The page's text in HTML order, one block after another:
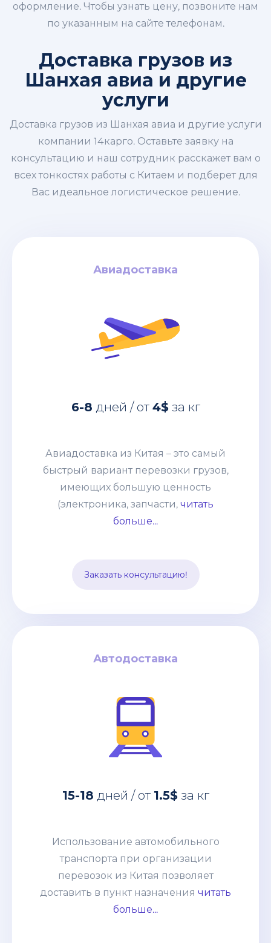
оформление. Чтобы узнать цену, позвоните нам
по указанным на сайте телефонам.
Доставка грузов из
Шанхая авиа и другие
услуги
Доставка грузов из Шанхая авиа и другие услуги
компании 14карго. Оставьте заявку на
консультацию и наш сотрудник расскажет вам о
всех тонкостях работы с Китаем и подберет для
Вас идеальное логистическое решение.
Авиадоставка
6-8 дней / от 4$за кг
Авиадоставка из Китая – это самый
быстрый вариант перевозки грузов,
имеющих большую ценность
(электроника, запчасти, читать
больше...
Заказать консультацию!
Авиадоставка
6-8
дней / от
4$
имеющих большую ценность
взвешенным подходом к наполнению
склада и те, кому нужно получить
товары по индивидуальному заказу.
и таможенное оформление.
Автодоставка
15-18 дней / от 1.5$за кг
Использование автомобильного
транспорта при организации
перевозок из Китая позволяет
доставить в пункт назначения читать
больше...
Автодоставка
дней / от
транспорта при организации
сборных грузов, что позволяет